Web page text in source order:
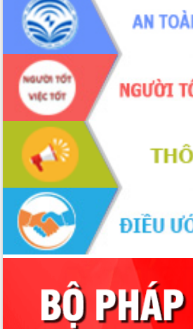
Phát động hai phong trào thi đua quan
trọng trong kỷ nguyên mới
Hội nghị lần thứ tư Ban Chỉ đạo công
tác bầu cử tỉnh Đắk Lắk
Hội nghị Báo cáo viên Trung ương
tháng 01/2026
Phó Thủ tướng Hồ Quốc Dũng đánh giá
cao kết quả Chiến dịch Quang Trung
tại Đắk Lắk
Hội nghị Ban Chấp hành Đảng bộ tỉnh
Đắk Lắk lần thứ 2 (mở rộng)
Tập trung giải phóng mặt bằng, đẩy
nhanh tiến độ Tuyến đường bộ ven
biển
Gỡ khó, khởi công xây dựng, sửa chữa
toàn bộ nhà ở cho hộ dân đúng tiến độ
đề ra
UBND tỉnh Đắk Lắk tổng kết công tác
quốc phòng, quân sự địa phương năm
Tập trung triển khai quyết liệt, đồng bộ